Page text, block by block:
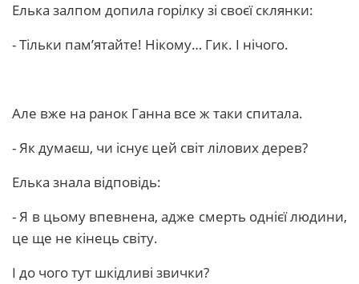
Елька залпом допила горілку зі своєї склянки:
- Тільки пам’ятайте! Нікому… Гик. І нічого.
Але вже на ранок Ганна все ж таки спитала.
- Як думаєш, чи існує цей світ лілових дерев?
Елька знала відповідь:
- Я в цьому впевнена, адже смерть однієї людини,
це ще не кінець світу.
І до чого тут шкідливі звички?